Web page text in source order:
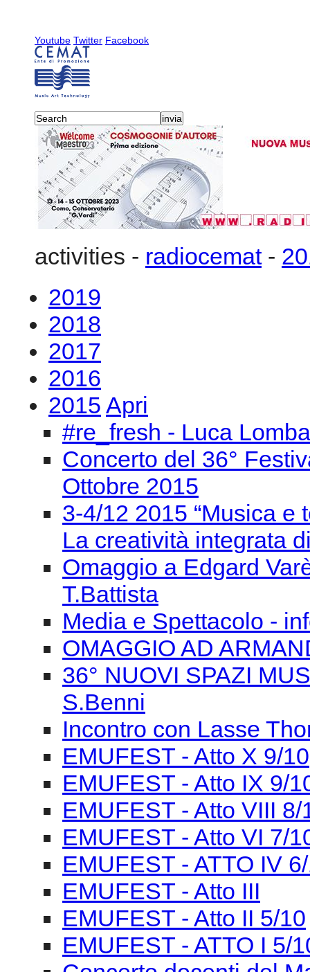
Youtube Twitter Facebook
activities - radiocemat-
2019
2018
2017
2016
2015 Apri
#re_fresh - Luca
Concerto del 36°
Ottobre 2015
3-4/12 2015 “Musica
La creatività integrata
Omaggio a Edgard
T.Battista
Media e Spettacolo -
OMAGGIO AD
36° NUOVI SPAZI
S.Benni
Incontro con Lasse
EMUFEST - Atto X 9/10
EMUFEST - Atto IX 9/
EMUFEST - Atto VIII 8/
EMUFEST - Atto VI 7/
EMUFEST - ATTO IV
EMUFEST - Atto III
EMUFEST - Atto II 5/10
EMUFEST - ATTO I 5/